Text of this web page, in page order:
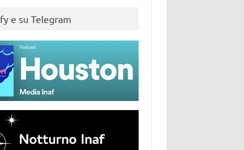
e su Telegram